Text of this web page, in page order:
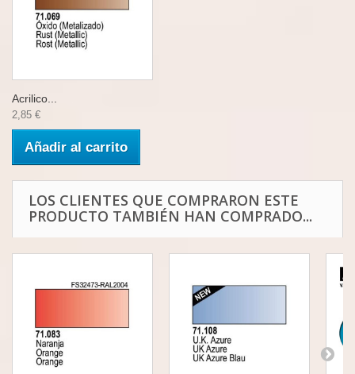
Acrilico...
2,85 €
Añadir al carrito
LOS CLIENTES QUE COMPRARON ESTE
PRODUCTO TAMBIÉN HAN COMPRADO...